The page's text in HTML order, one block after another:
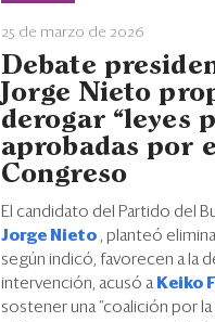
25 de marzo de 2026
Debate
Jorge Nieto
derogar “leyes
aprobadas por
Congreso
El candidato del Partido del
Jorge Nieto , planteó
según indicó, favorecen a la
intervención, acusó a Keiko
sostener una “coalición por